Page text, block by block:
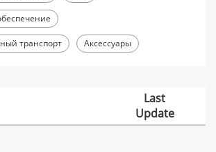
транспорт Аксессуары
Last
Update